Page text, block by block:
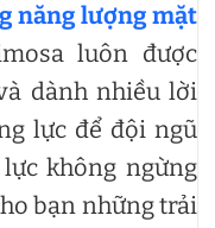
năng lượng mặt
luôn được
dành nhiều lời
lực để đội ngũ
không ngừng
bạn những trải